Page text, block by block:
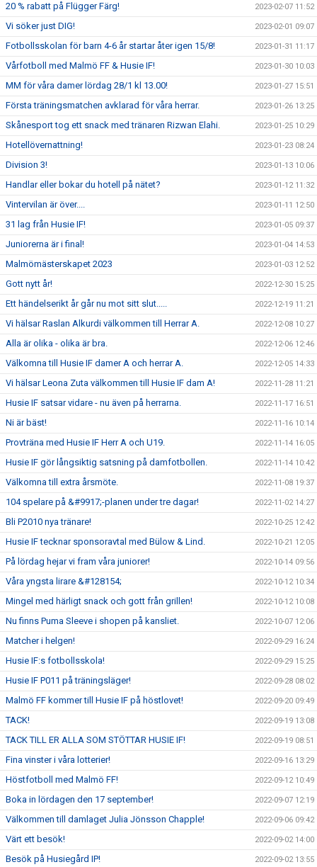
20 % rabatt på Flügger Färg! 2023-02-07 11:52
Vi söker just DIG! 2023-02-01 09:07
Fotbollsskolan för barn 4-6 år startar åter igen 15/8! 2023-01-31 11:17
Vårfotboll med Malmö FF & Husie IF! 2023-01-30 10:03
MM för våra damer lördag 28/1 kl 13.00! 2023-01-27 15:51
Första träningsmatchen avklarad för våra herrar. 2023-01-26 13:25
Skånesport tog ett snack med tränaren Rizwan Elahi. 2023-01-25 10:29
Hotellövernattning! 2023-01-23 08:24
Division 3! 2023-01-13 10:06
Handlar eller bokar du hotell på nätet? 2023-01-12 11:32
Vintervilan är över.... 2023-01-11 12:50
31 lag från Husie IF! 2023-01-05 09:37
Juniorerna är i final! 2023-01-04 14:53
Malmömästerskapet 2023 2023-01-03 12:52
Gott nytt år! 2022-12-30 15:25
Ett händelserikt år går nu mot sitt slut..... 2022-12-19 11:21
Vi hälsar Raslan Alkurdi välkommen till Herrar A. 2022-12-08 10:27
Alla är olika - olika är bra. 2022-12-06 12:46
Välkomna till Husie IF damer A och herrar A. 2022-12-05 14:33
Vi hälsar Leona Zuta välkommen till Husie IF dam A! 2022-11-28 11:21
Husie IF satsar vidare - nu även på herrarna. 2022-11-17 16:51
Ni är bäst! 2022-11-16 10:14
Provträna med Husie IF Herr A och U19. 2022-11-14 16:05
Husie IF gör långsiktig satsning på damfotbollen. 2022-11-14 10:42
Välkomna till extra årsmöte. 2022-11-08 19:37
104 spelare på &#9917;-planen under tre dagar! 2022-11-02 14:27
Bli P2010 nya tränare! 2022-10-25 12:42
Husie IF tecknar sponsoravtal med Bülow & Lind. 2022-10-21 12:05
På lördag hejar vi fram våra juniorer! 2022-10-14 09:56
Våra yngsta lirare &#128154; 2022-10-12 10:34
Mingel med härligt snack och gott från grillen! 2022-10-12 10:08
Nu finns Puma Sleeve i shopen på kansliet. 2022-10-07 12:06
Matcher i helgen! 2022-09-29 16:24
Husie IF:s fotbollsskola! 2022-09-29 15:25
Husie IF P011 på träningsläger! 2022-09-28 08:02
Malmö FF kommer till Husie IF på höstlovet! 2022-09-20 09:49
TACK! 2022-09-19 13:08
TACK TILL ER ALLA SOM STÖTTAR HUSIE IF! 2022-09-19 08:51
Fina vinster i våra lotterier! 2022-09-16 13:29
Höstfotboll med Malmö FF! 2022-09-12 10:49
Boka in lördagen den 17 september! 2022-09-07 12:19
Välkommen till damlaget Julia Jönsson Chapple! 2022-09-06 09:42
Värt ett besök! 2022-09-02 14:00
Besök på Husiegård IP! 2022-09-02 13:55